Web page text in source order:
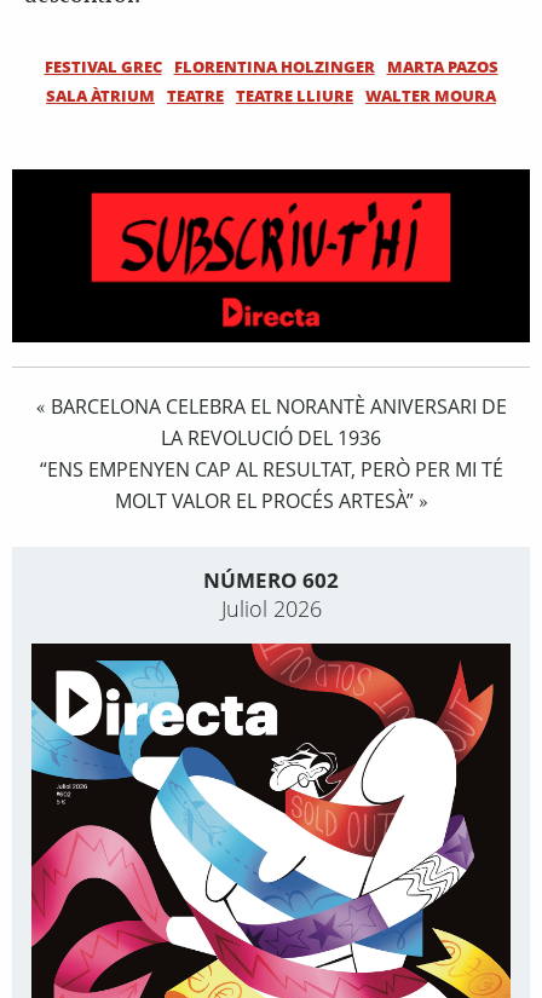
FESTIVAL GREC FLORENTINA HOLZINGER
MARTA PAZOS
SALA ÀTRIUM
TEATRE TEATRE LLIURE WALTER MOURA
« BARCELONA CELEBRA EL NORANTÈ ANIVERSARI DE
LA REVOLUCIÓ DEL 1936
“ENS EMPENYEN CAP AL RESULTAT, PERÒ PER MI TÉ
MOLT VALOR EL PROCÉS ARTESÀ”»
NÚMERO 602
Juliol 2026